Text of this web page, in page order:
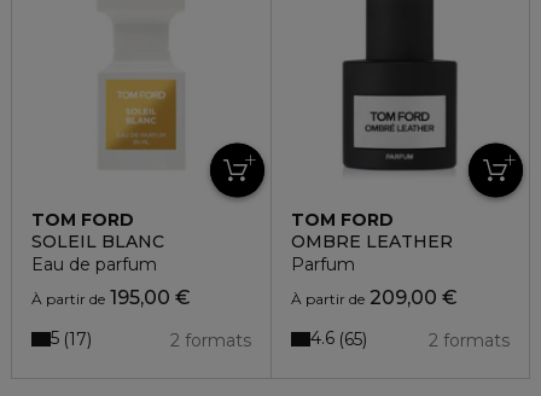
TOM FORD
SOLEIL BLANC
Eau de parfum
À partir de 195,00 €
2 formats
5 17
TOM FORD
OMBRE LEATHER
Parfum
À partir de209,00 €
2 formats
4.6 65